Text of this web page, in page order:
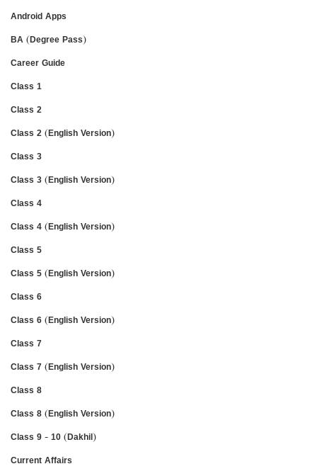
Android Apps
BA (Degree Pass)
Career Guide
Class 1
Class 2
Class 2 (English Version)
Class 3
Class 3 (English Version)
Class 4
Class 4 (English Version)
Class 5
Class 5 (English Version)
Class 6
Class 6 (English Version)
Class 7
Class 7 (English Version)
Class 8
Class 8 (English Version)
Class 9 - 10 (Dakhil)
Current Affairs